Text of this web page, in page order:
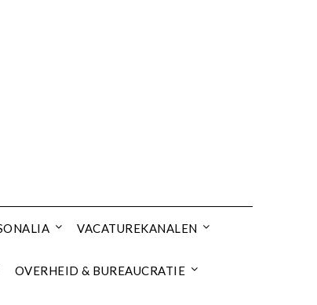
VACATUREKANALEN
OVERHEID & BUREAUCRATIE